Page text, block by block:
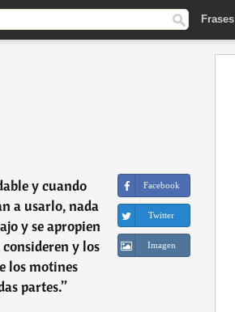
Frases
y cuando
a usarlo, nada
y se apropien
y los
los motines
partes.”
Facebook
Twitter
Imagen